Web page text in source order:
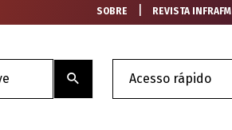
SOBRE REVISTA INFRAFM